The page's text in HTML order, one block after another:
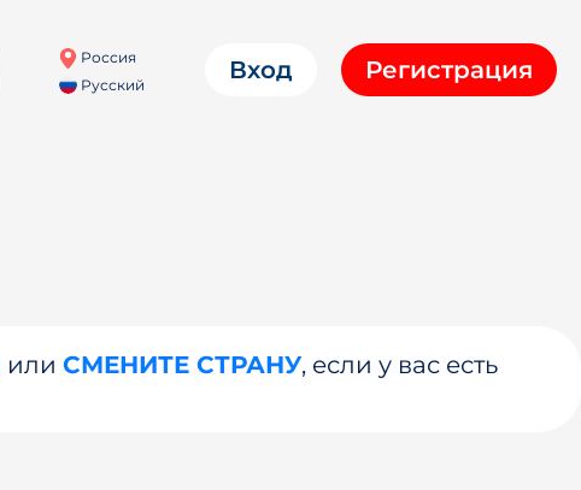
Россия
Русский
Вход Регистрация
или СМЕНИТЕ СТРАНУ, если у вас есть